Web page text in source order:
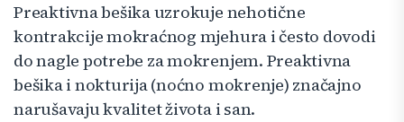
Preaktivna bešika uzrokuje nehotične
kontrakcije mokraćnog mjehura i često dovodi
do nagle potrebe za mokrenjem. Preaktivna
bešika i nokturija (noćno mokrenje) značajno
narušavaju kvalitet života i san.